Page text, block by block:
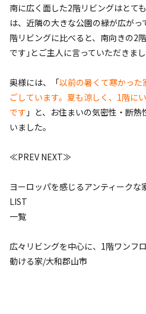
南に広く面した2階リビングはとて
は、近隣の大きな公園の緑が広が
階リビングに比べると、南向きの2
です｣とご主人に言っていただきまし
奥様には、「以前の暑くて寒かった
ごしています。夏も涼しく、1階に
です 」と、お住まいの気密性・断
いました。
≪PREV NEXT≫
ヨーロッパを感じるアンティークな
LIST
一覧
広々リビングを中心に、1階ワンフ
動ける家/大和郡山市